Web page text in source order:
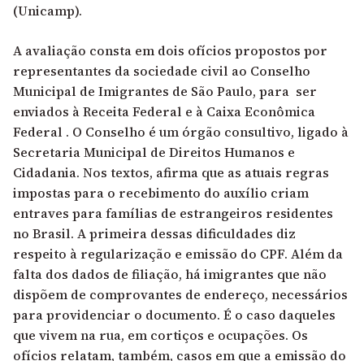
(Unicamp).
A avaliação consta em dois ofícios propostos por
representantes da sociedade civil ao Conselho
Municipal de Imigrantes de São Paulo, para ser
enviados à Receita Federal e à Caixa Econômica
Federal . O Conselho é um órgão consultivo, ligado à
Secretaria Municipal de Direitos Humanos e
Cidadania. Nos textos, afirma que as atuais regras
impostas para o recebimento do auxílio criam
entraves para famílias de estrangeiros residentes
no Brasil. A primeira dessas dificuldades diz
respeito à regularização e emissão do CPF. Além da
falta dos dados de filiação, há imigrantes que não
dispõem de comprovantes de endereço, necessários
para providenciar o documento. É o caso daqueles
que vivem na rua, em cortiços e ocupações. Os
ofícios relatam, também, casos em que a emissão do